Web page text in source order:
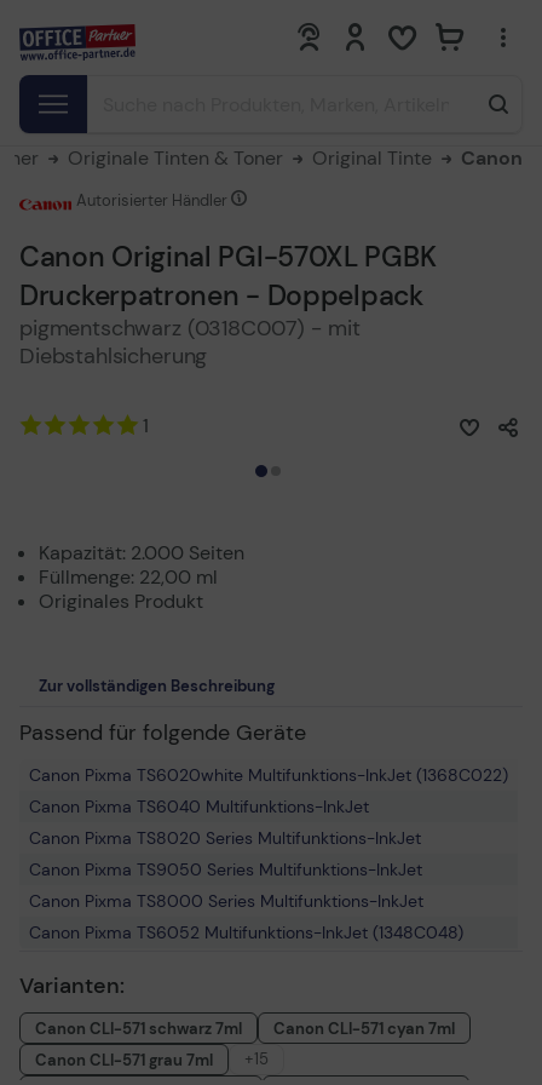
0 0
Originale Tinten & Toner Original Tinte Canon
Canon Original PGI-570XL PGBK
Druckerpatronen - Doppelpack
pigmentschwarz (0318C007) - mit
Diebstahlsicherung
Autorisierter Händler
1
Kapazität: 2.000 Seiten
Füllmenge: 22,00 ml
Originales Produkt
Zur vollständigen Beschreibung
Passend für folgende Geräte
Canon Pixma TS6020white Multifunktions-InkJet (1368C022)
Canon Pixma TS6040 Multifunktions-InkJet
Canon Pixma TS8020 Series Multifunktions-InkJet
Canon Pixma TS9050 Series Multifunktions-InkJet
Canon Pixma TS8000 Series Multifunktions-InkJet
Canon Pixma TS6052 Multifunktions-InkJet (1348C048)
Canon Pixma TS8040 Multifunktions-InkJet
Canon Pixma TS5050 Multifunktions-InkJet (1367C006)
Canon Pixma TS5055 Multifunktions-InkJet (1367C009)
Varianten:
Canon CLI-571 schwarz 7ml
Canon CLI-571 cyan 7ml
Canon CLI-571 grau 7ml
+15